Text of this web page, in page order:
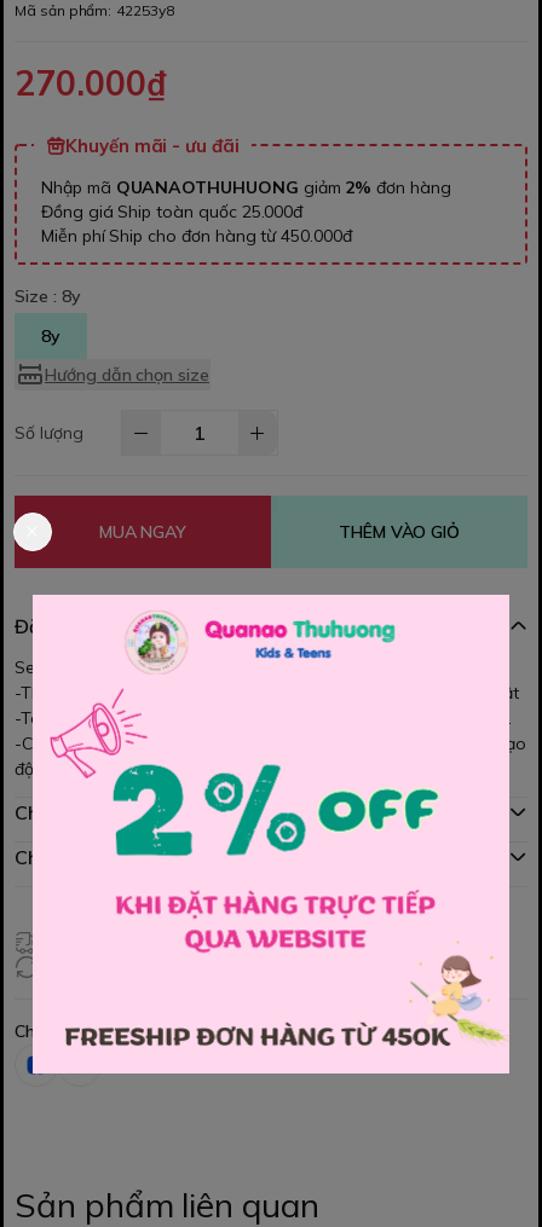
Mã sản phẩm: 42253y8
270.000₫
Khuyến mãi - ưu đãi
Nhập mã QUANAOTHUHUONG giảm 2% đơn hàng
Đồng giá Ship toàn quốc 25.000đ
Miễn phí Ship cho đơn hàng từ 450.000đ
Size : 8y
8y
Hướng dẫn chọn size
Số lượng
MUA NGAY THÊM VÀO GIỎ
Đặc điểm nổi bật
Set Hanbok cho bé iu diên Tết đây ạ.
-Thiết kế cách tân đơn giản, cho bé iu mặc rất xinh xắn và nổi bật
-Tone màu đỏ cực kì Tone da, bé diên Tết thì rất là xinh lắm nhé.
-Chiếc áo trắng thêu hoa nổi bật mix với váy được phối với lưới tạo
độ bồng bềnh lấp lánh. Xinh lắm đó ạ.
Chính sách mua hàng
Chính sách đổi hàng
Giao hàng toàn quốc
Chia sẻ
Sản phẩm liên quan